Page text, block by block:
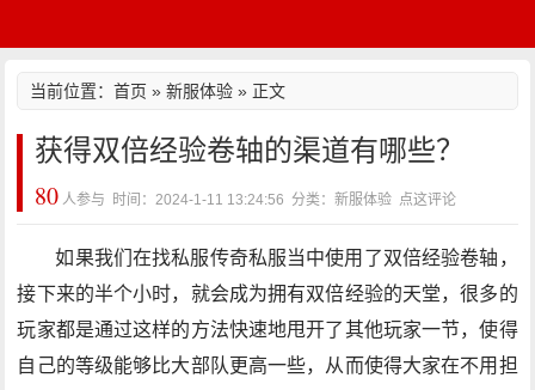
当前位置：首页 »新服体验 » 正文
获得双倍经验卷轴的渠道有哪些？
80 人参与 时间：2024-1-11 13:24:56 分类：新服体验 点这评论
如果我们在找私服传奇私服当中使用了双倍经验卷轴，
接下来的半个小时，就会成为拥有双倍经验的天堂，很多的
玩家都是通过这样的方法快速地甩开了其他玩家一节，使得
自己的等级能够比大部队更高一些，从而使得大家在不用担